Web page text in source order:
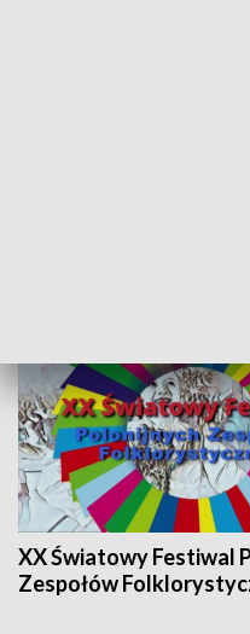
XX Światowy Festiwal
Zespołów